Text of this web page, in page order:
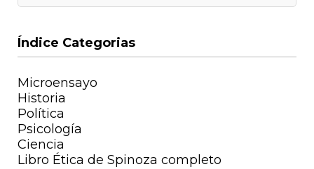
Índice Categorias
Microensayo
Historia
Política
Psicología
Ciencia
Libro Ética de Spinoza completo